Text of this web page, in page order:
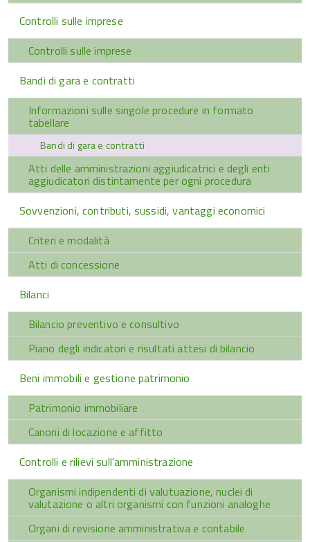
Controlli sulle imprese
Controlli sulle imprese
Bandi di gara e contratti
Informazioni sulle singole procedure in formato
tabellare
Bandi di gara e contratti
Atti delle amministrazioni aggiudicatrici e degli enti
aggiudicatori distintamente per ogni procedura
Sovvenzioni, contributi, sussidi, vantaggi economici
Criteri e modalità
Atti di concessione
Bilanci
Bilancio preventivo e consultivo
Piano degli indicatori e risultati attesi di bilancio
Beni immobili e gestione patrimonio
Patrimonio immobiliare
Canoni di locazione e affitto
Controlli e rilievi sull'amministrazione
Organismi indipendenti di valutuazione, nuclei di
valutazione o altri organismi con funzioni analoghe
Organi di revisione amministrativa e contabile